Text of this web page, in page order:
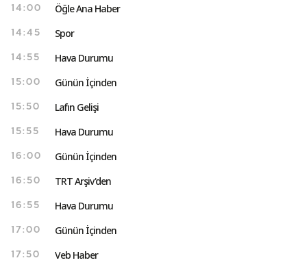
14:00 Öğle Ana Haber
14:45 Spor
14:55 Hava Durumu
15:00 Günün İçinden
15:50 Lafın Gelişi
15:55 Hava Durumu
16:00 Günün İçinden
16:50 TRT Arşiv'den
16:55 Hava Durumu
17:00 Günün İçinden
17:50 Veb Haber